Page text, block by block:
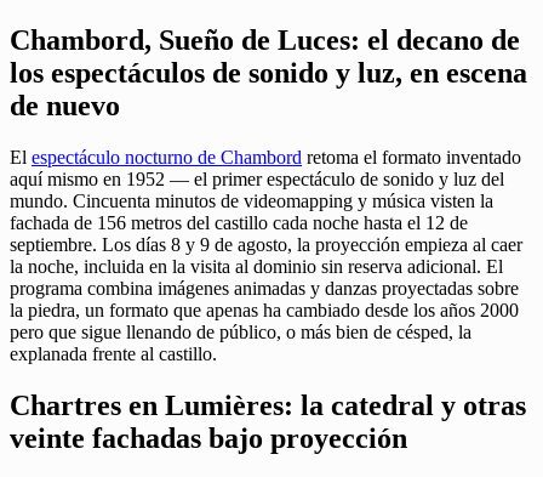
Chambord, Sueño de Luces: el decano de
los espectáculos de sonido y luz, en escena
de nuevo
El espectáculo nocturno de Chambord retoma el formato inventado
aquí mismo en 1952 — el primer espectáculo de sonido y luz del
mundo. Cincuenta minutos de videomapping y música visten la
fachada de 156 metros del castillo cada noche hasta el 12 de
septiembre. Los días 8 y 9 de agosto, la proyección empieza al caer
la noche, incluida en la visita al dominio sin reserva adicional. El
programa combina imágenes animadas y danzas proyectadas sobre
la piedra, un formato que apenas ha cambiado desde los años 2000
pero que sigue llenando de público, o más bien de césped, la
explanada frente al castillo.
Chartres en Lumières: la catedral y otras
veinte fachadas bajo proyección